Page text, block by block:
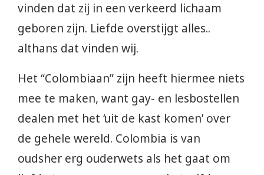
vinden dat zij in een verkeerd lichaam
geboren zijn. Liefde overstijgt alles..
althans dat vinden wij.
Het “Colombiaan” zijn heeft hiermee niets
mee te maken, want gay- en lesbostellen
dealen met het ‘uit de kast komen’ over
de gehele wereld. Colombia is van
oudsher erg ouderwets als het gaat om